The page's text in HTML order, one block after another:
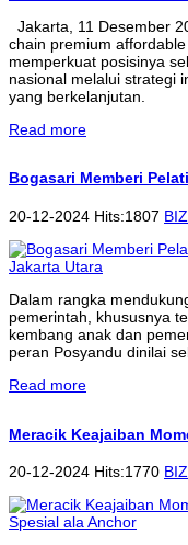
Jakarta, 11 Desember
chain premium
memperkuat posisinya
nasional melalui strategi
yang berkelanjutan.
Read more
Bogasari Memberi
20-12-2024 Hits:1807
Dalam rangka
pemerintah, khususnya
kembang anak dan
peran Posyandu dinilai
Read more
Meracik Keajaiban
20-12-2024 Hits:1770